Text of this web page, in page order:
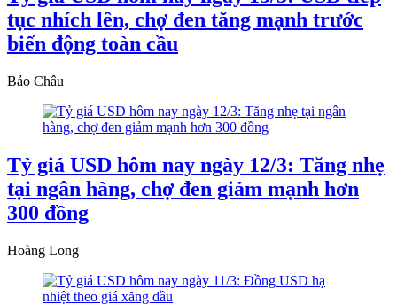
tục nhích lên, chợ đen tăng mạnh trước
biến động toàn cầu
Bảo Châu
Tỷ giá USD hôm nay ngày 12/3: Tăng nhẹ
tại ngân hàng, chợ đen giảm mạnh hơn
300 đồng
Hoàng Long